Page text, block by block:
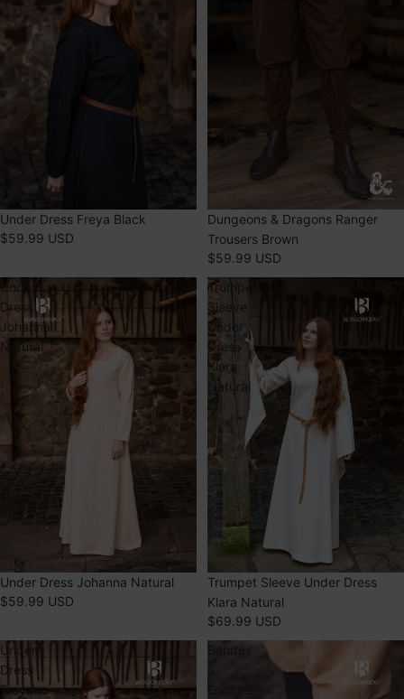
Under Dress Freya Black
$59.99 USD
Dungeons & Dragons Ranger
Trousers Brown
$59.99 USD
Under
Dress
Johanna
Natural
Under Dress Johanna Natural
$59.99 USD
Trumpet
Sleeve
Under
Dress
Klara
Natural
Trumpet Sleeve Under Dress
Klara Natural
$69.99 USD
Under
Dress
Freya
Bandes